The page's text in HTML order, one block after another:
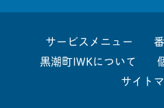
サービスメニュー
黒潮町IWKについて
サイト